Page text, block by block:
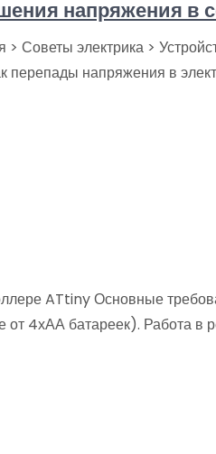
напряжения в
Советы электрика >
перепады напряжения в
ATtiny Основные
от 4хАА батареек). Работа в